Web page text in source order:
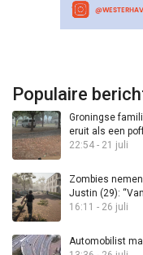
Populaire
Groningse
eruit als een
22:54 - 21 juli
Zombies
Justin (29):
16:11 - 26 juli
Automobilist